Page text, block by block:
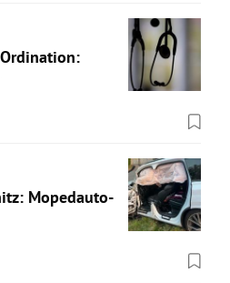
Mopedauto-